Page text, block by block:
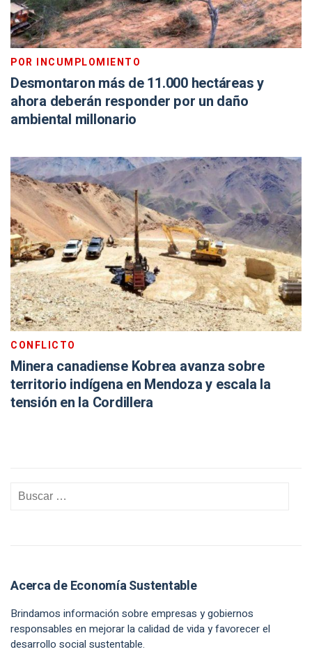
POR INCUMPLOMIENTO
Desmontaron más de 11.000 hectáreas y
ahora deberán responder por un daño
ambiental millonario
CONFLICTO
Minera canadiense Kobrea avanza sobre
territorio indígena en Mendoza y escala la
tensión en la Cordillera
Acerca de Economía Sustentable
Brindamos información sobre empresas y gobiernos
responsables en mejorar la calidad de vida y favorecer el
desarrollo social sustentable.